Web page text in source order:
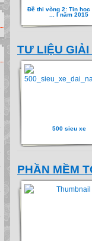
Đề thi vòng 2: Tin hoc
... I năm 2015
TƯ LIỆU GIẢI
500 sieu xe
PHẦN MỀM